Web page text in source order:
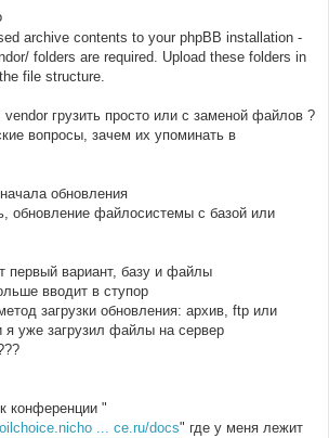
archive contents to your phpBB installation -
folders are required. Upload these folders in
file structure.
грузить просто или с заменой файлов ?
вопросы, зачем их упоминать в
обновления
обновление файлосистемы с базой или
первый вариант, базу и файлы
вводит в ступор
загрузки обновления: архив, ftp или
я уже загрузил файлы на сервер
конференции "
... ce.ru/docs" где у меня лежит